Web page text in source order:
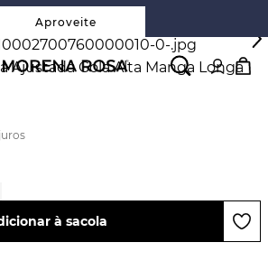
Aproveite
Ajustada Gola Alta Manga Longa
à sacola